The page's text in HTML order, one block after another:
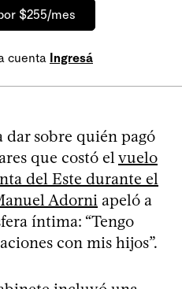
$255/mes
cuenta Ingresá
dar sobre quién pagó
que costó el vuelo
del Este durante el
Adorni apeló a
íntima: “Tengo
con mis hijos”.